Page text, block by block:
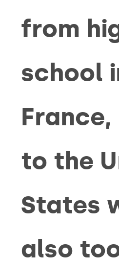
from
school
to the
States
also